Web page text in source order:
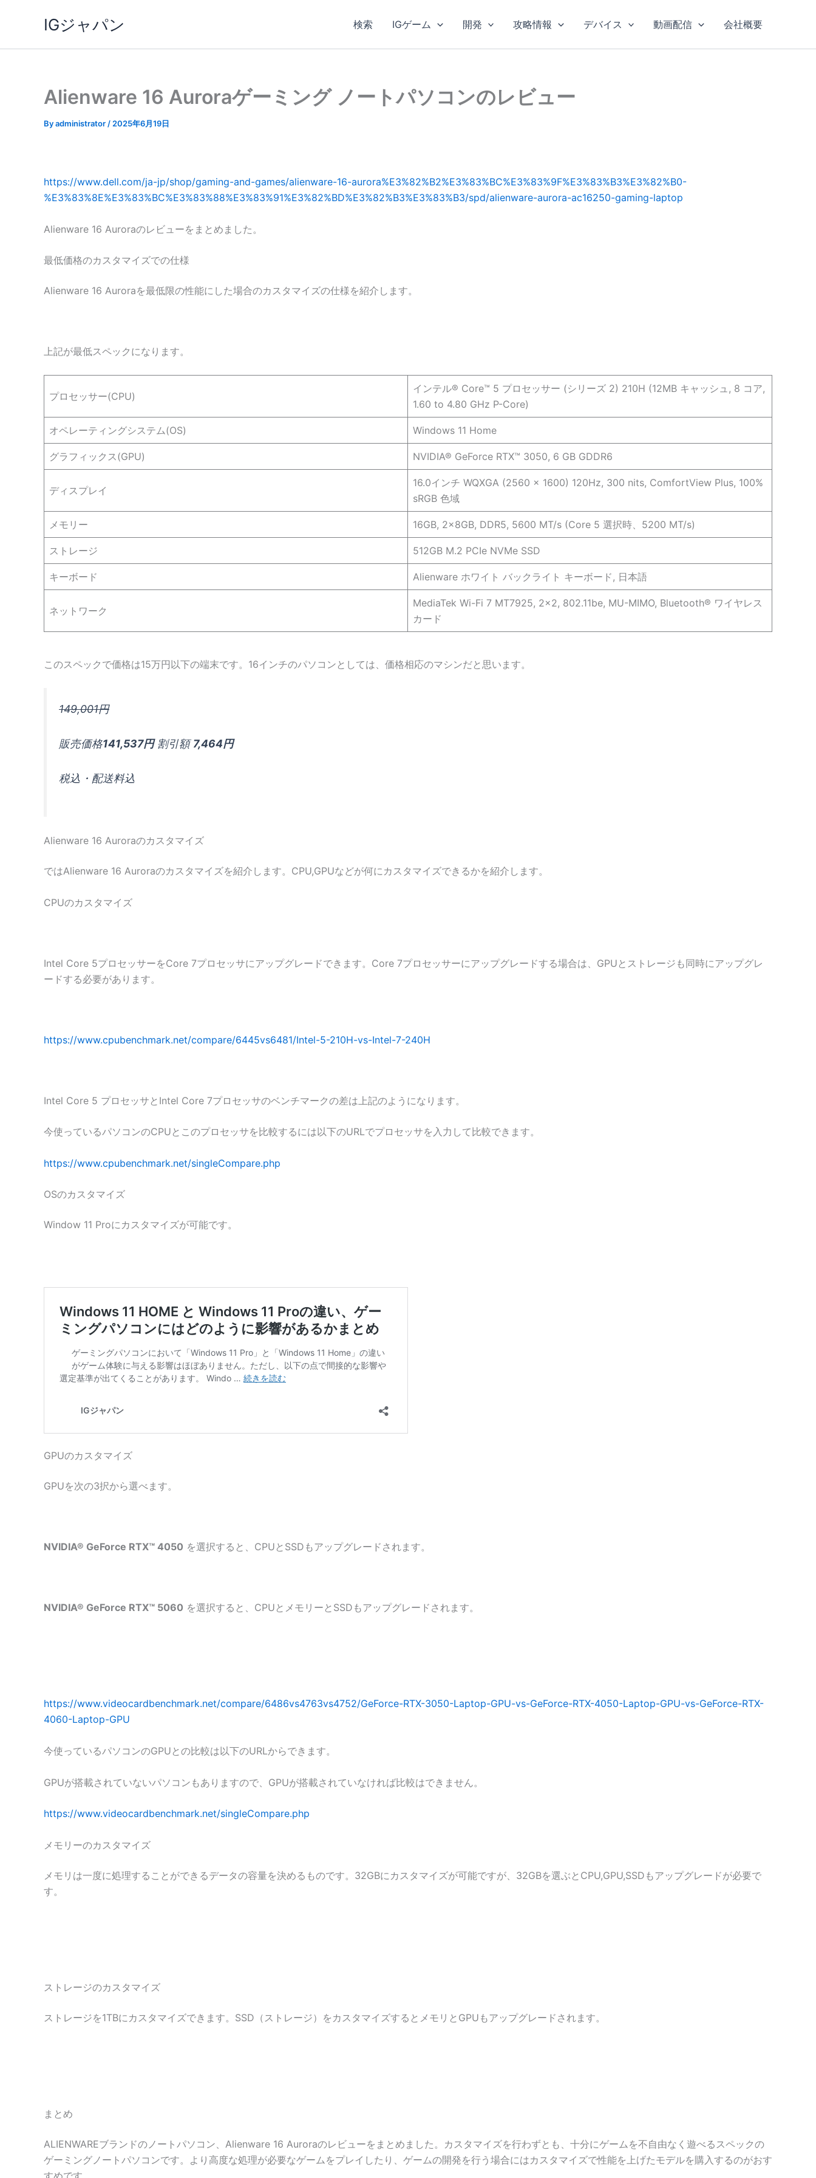
IGジャパン 検索 IGゲーム 開発 攻略情報 デバイス 動画配信 会社概要
Alienware 16 Auroraゲーミング ノートパソコンのレビュー
Byadministrator / 2025年6月19日
https://www.dell.com/ja-jp/shop/gaming-and-games/alienware-16-aurora%E3%82%B2%E3%83%BC%E3%83%9F%E3%83%B3%E3%82%B0-
%E3%83%8E%E3%83%BC%E3%83%88%E3%83%91%E3%82%BD%E3%82%B3%E3%83%B3/spd/alienware-aurora-ac16250-gaming-laptop
Alienware 16 Auroraのレビューをまとめました。
最低価格のカスタマイズでの仕様
Alienware 16 Auroraを最低限の性能にした場合のカスタマイズの仕様を紹介します。
上記が最低スペックになります。
プロセッサー(CPU)
インテル® Core™ 5 プロセッサー (シリーズ 2) 210H (12MB キャッシュ, 8 コア,
1.60 to 4.80 GHz P-Core)
オペレーティングシステム(OS) Windows 11 Home
グラフィックス(GPU) NVIDIA® GeForce RTX™ 3050, 6 GB GDDR6
ディスプレイ
16.0インチ WQXGA (2560 x 1600) 120Hz, 300 nits, ComfortView Plus, 100%
sRGB 色域
メモリー 16GB, 2x8GB, DDR5, 5600 MT/s (Core 5 選択時、5200 MT/s)
ストレージ 512GB M.2 PCIe NVMe SSD
キーボード Alienware ホワイト バックライト キーボード, 日本語
ネットワーク
MediaTek Wi-Fi 7 MT7925, 2×2, 802.11be, MU-MIMO, Bluetooth® ワイヤレス
カード
このスペックで価格は15万円以下の端末です。16インチのパソコンとしては、価格相応のマシンだと思います。
149,001円
販売価格141,537円割引額7,464円
税込・配送料込
Alienware 16 Auroraのカスタマイズ
ではAlienware 16 Auroraのカスタマイズを紹介します。CPU,GPUなどが何にカスタマイズできるかを紹介します。
CPUのカスタマイズ
Intel Core 5プロセッサーをCore 7プロセッサにアップグレードできます。Core 7プロセッサーにアップグレードする場合は、GPUとストレージも同時にアップグレ
ードする必要があります。
https://www.cpubenchmark.net/compare/6445vs6481/Intel-5-210H-vs-Intel-7-240H
Intel Core 5 プロセッサとIntel Core 7プロセッサのベンチマークの差は上記のようになります。
今使っているパソコンのCPUとこのプロセッサを比較するには以下のURLでプロセッサを入力して比較できます。
https://www.cpubenchmark.net/singleCompare.php
OSのカスタマイズ
Window 11 Proにカスタマイズが可能です。
GPUのカスタマイズ
GPUを次の3択から選べます。
NVIDIA® GeForce RTX™ 4050 を選択すると、CPUとSSDもアップグレードされます。
NVIDIA® GeForce RTX™ 5060 を選択すると、CPUとメモリーとSSDもアップグレードされます。
https://www.videocardbenchmark.net/compare/6486vs4763vs4752/GeForce-RTX-3050-Laptop-GPU-vs-GeForce-RTX-4050-Laptop-GPU-vs-GeForce-RTX-
4060-Laptop-GPU
今使っているパソコンのGPUとの比較は以下のURLからできます。
GPUが搭載されていないパソコンもありますので、GPUが搭載されていなければ比較はできません。
https://www.videocardbenchmark.net/singleCompare.php
メモリーのカスタマイズ
メモリは一度に処理することができるデータの容量を決めるものです。32GBにカスタマイズが可能ですが、32GBを選ぶとCPU,GPU,SSDもアップグレードが必要で
す。
ストレージのカスタマイズ
ストレージを1TBにカスタマイズできます。SSD（ストレージ）をカスタマイズするとメモリとGPUもアップグレードされます。
まとめ
ALIENWAREブランドのノートパソコン、Alienware 16 Auroraのレビューをまとめました。カスタマイズを行わずとも、十分にゲームを不自由なく遊べるスペックの
ゲーミングノートパソコンです。より高度な処理が必要なゲームをプレイしたり、ゲームの開発を行う場合にはカスタマイズで性能を上げたモデルを購入するのがおす
すめです。